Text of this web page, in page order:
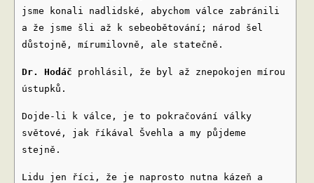
jsme konali nadlidské, abychom válce zabránili
a že jsme šli až k sebeobětování; národ šel
důstojně, mírumilovně, ale statečně.
Dr. Hodáč prohlásil, že byl až znepokojen mírou
ústupků.
Dojde-li k válce, je to pokračování války
světové, jak říkával Švehla a my půjdeme
stejně.
Lidu jen říci, že je naprosto nutna kázeň a